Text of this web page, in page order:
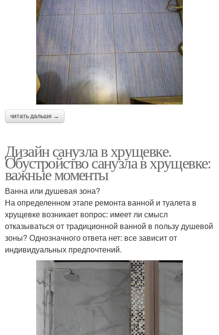
читать дальше →
Дизайн санузла в хрущевке.
Обустройство санузла в хрущевке:
важные моменты
Ванна или душевая зона?
На определенном этапе ремонта ванной и туалета в
хрущевке возникает вопрос: имеет ли смысл
отказываться от традиционной ванной в пользу душевой
зоны? Однозначного ответа нет: все зависит от
индивидуальных предпочтений.